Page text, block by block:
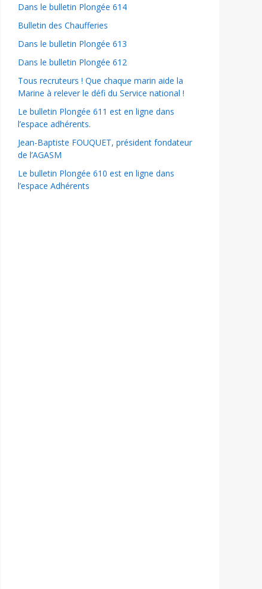
Dans le bulletin Plongée 614
Bulletin des Chaufferies
Dans le bulletin Plongée 613
Dans le bulletin Plongée 612
Tous recruteurs ! Que chaque marin aide la
Marine à relever le défi du Service national !
Le bulletin Plongée 611 est en ligne dans
l’espace adhérents.
Jean-Baptiste FOUQUET, président fondateur
de l’AGASM
Le bulletin Plongée 610 est en ligne dans
l’espace Adhérents